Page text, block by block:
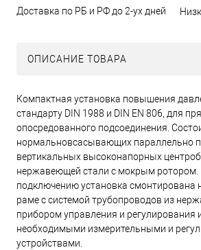
Доставка по РБ и РФ до 2-ух дней
ОПИСАНИЕ ТОВАРА
Компактная установка повышения
стандарту DIN 1988 и DIN EN 806, для
опосредованного подсоединения.
нормальновсасывающих параллельно
вертикальных высоконапорных
нержавеющей стали с мокрым ротором.
подключению установка смонтирована
раме с системой трубопроводов из
прибором управления и регулирования
необходимыми измерительными и
устройствами.